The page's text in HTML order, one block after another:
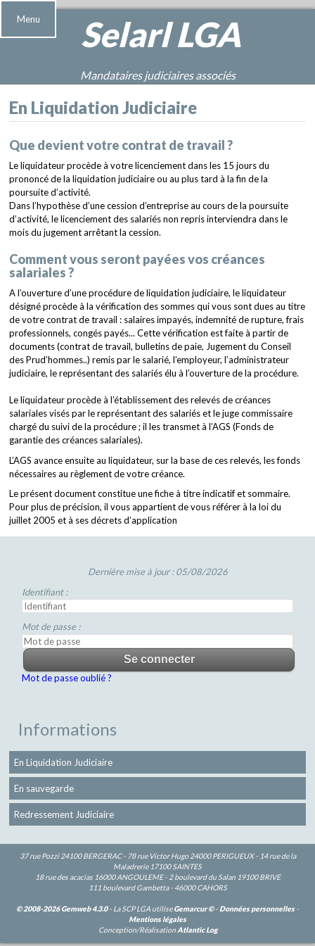
SelarlLGA
Mandataires judiciaires associés
Menu
En Liquidation Judiciaire
Que devient votre contrat de travail ?
Le liquidateur procède à votre licenciement dans les 15 jours du
prononcé de la liquidation judiciaire ou au plus tard à la fin de la
poursuite d’activité.
Dans l’hypothèse d’une cession d’entreprise au cours de la poursuite
d’activité, le licenciement des salariés non repris interviendra dans le
mois du jugement arrêtant la cession.
Comment vous seront payées vos créances
salariales ?
A l’ouverture d’une procédure de liquidation judiciaire, le liquidateur
désigné procède à la vérification des sommes qui vous sont dues au titre
de votre contrat de travail : salaires impayés, indemnité de rupture, frais
professionnels, congés payés... Cette vérification est faite à partir de
documents (contrat de travail, bulletins de paie, Jugement du Conseil
des Prud’hommes..) remis par le salarié, l’employeur, l’administrateur
judiciaire, le représentant des salariés élu à l’ouverture de la procédure.
Le liquidateur procède à l’établissement des relevés de créances
salariales visés par le représentant des salariés et le juge commissaire
chargé du suivi de la procédure ; il les transmet à l’AGS (Fonds de
garantie des créances salariales).
L’AGS avance ensuite au liquidateur, sur la base de ces relevés, les fonds
nécessaires au règlement de votre créance.
Le présent document constitue une fiche à titre indicatif et sommaire.
Pour plus de précision, il vous appartient de vous référer à la loi du
juillet 2005 et à ses décrets d’application
Dernière mise à jour : 05/08/2026
Identifiant :
Mot de passe :
Mot de passe oublié ?
Informations
En Liquidation Judiciaire
En sauvegarde
Redressement Judiciaire
37 rue Pozzi 24100 BERGERAC - 78 rue Victor Hugo 24000 PERIGUEUX - 14 rue de la
Maladrerie 17100 SAINTES
18 rue des acacias 16000 ANGOULEME - 2 boulevard du Salan 19100 BRIVE
111 boulevard Gambetta - 46000 CAHORS
© 2008-2026 Gemweb 4.3.0- La SCP LGA utiliseGemarcur ©- Données personnelles-
Mentions légales
Conception/Réalisation Atlantic Log